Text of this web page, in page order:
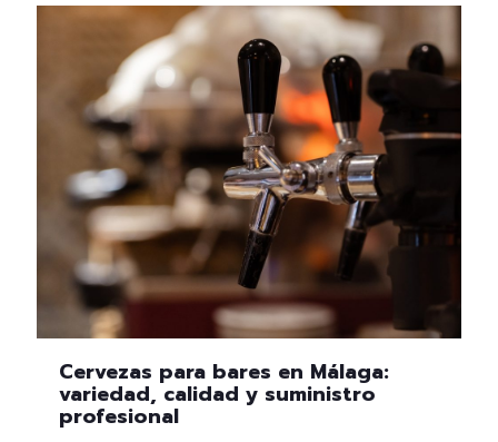
Cervezas para bares en Málaga:
variedad, calidad y suministro
profesional